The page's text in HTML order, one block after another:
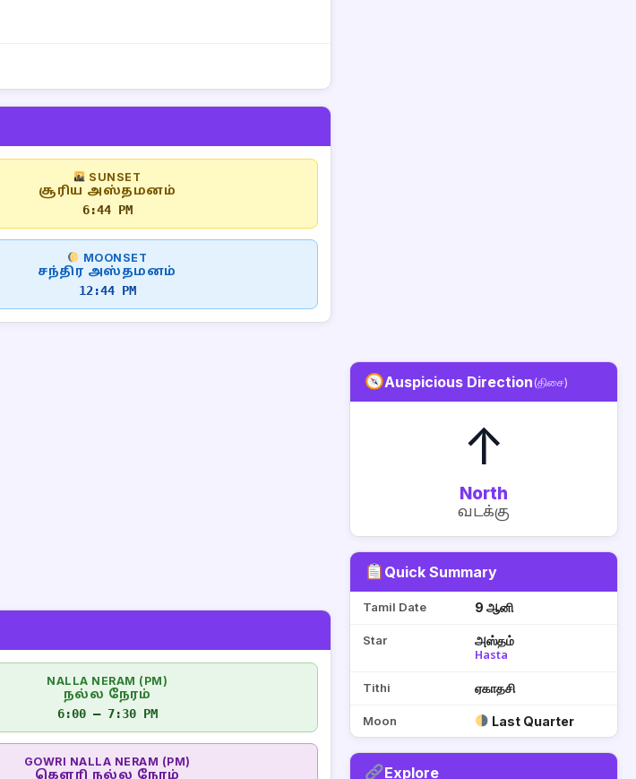
SUNSET
சூரிய அஸ்தமனம்
6:44 PM
MOONSET
சந்திர அஸ்தமனம்
12:44 PM
NALLA NERAM (PM)
நல்ல நேரம்
6:00 – 7:30 PM
GOWRI NALLA NERAM (PM)
கௌரி நல்ல நேரம்
Auspicious Direction(திசை)
↑
North
வடக்கு
Quick Summary
Tamil Date 9 ஆனி
Star அஸ்தம்
Hasta
Tithi ஏகாதசி
Moon Last Quarter
Explore